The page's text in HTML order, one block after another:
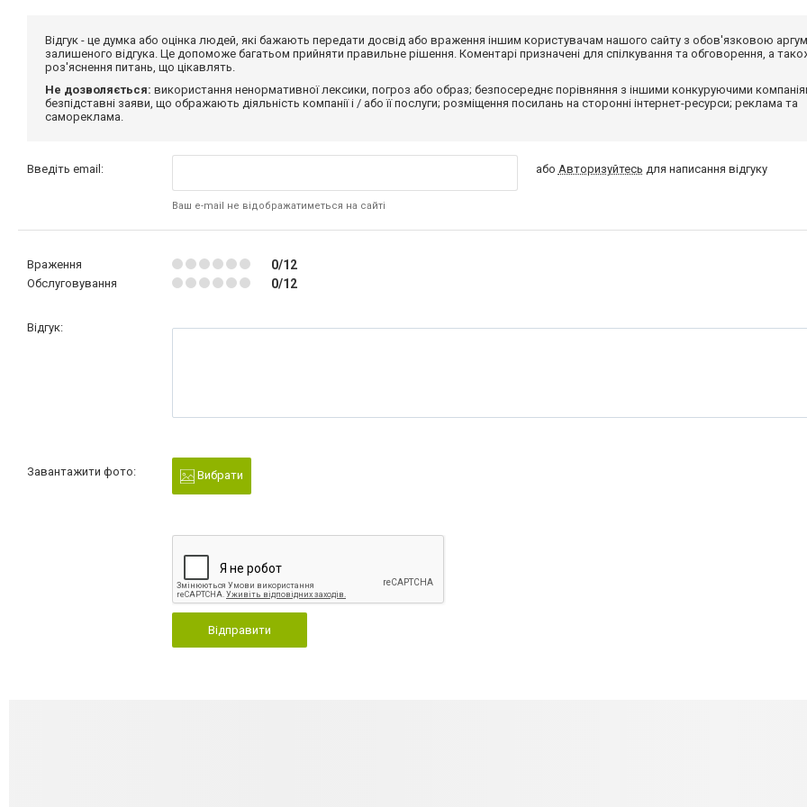
Відгук - це думка або оцінка людей, які бажають передати досвід або враження іншим користувачам нашого сайту з обов'язковою
залишеного відгука. Це допоможе багатьом прийняти правильне рішення. Коментарі призначені для спілкування та обговорення, а
роз'яснення питань, що цікавлять.
Не дозволяється: використання ненормативної лексики, погроз або образ; безпосереднє порівняння з іншими конкуруючими
безпідставні заяви, що ображають діяльність компанії і / або її послуги; розміщення посилань на сторонні інтернет-ресурси; реклама та
самореклама.
Введіть email:
Ваш e-mail не відображатиметься на сайті
або Авторизуйтесь для написання відгуку
Враження 0/12
Обслуговування 0/12
Відгук:
Завантажити фото: Вибрати
Відправити